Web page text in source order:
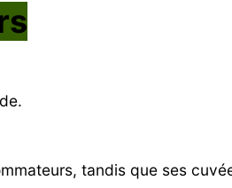
tandis que ses